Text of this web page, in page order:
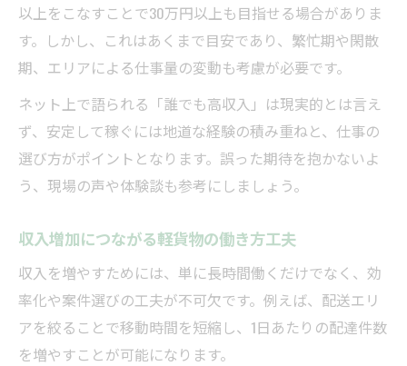
以上をこなすことで30万円以上も目指せる場合がありま
す。しかし、これはあくまで目安であり、繁忙期や閑散
期、エリアによる仕事量の変動も考慮が必要です。
ネット上で語られる「誰でも高収入」は現実的とは言え
ず、安定して稼ぐには地道な経験の積み重ねと、仕事の
選び方がポイントとなります。誤った期待を抱かないよ
う、現場の声や体験談も参考にしましょう。
収入増加につながる軽貨物の働き方工夫
収入を増やすためには、単に長時間働くだけでなく、効
率化や案件選びの工夫が不可欠です。例えば、配送エリ
アを絞ることで移動時間を短縮し、1日あたりの配達件数
を増やすことが可能になります。